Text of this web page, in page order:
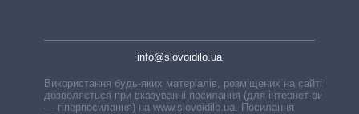
info@slovoidilo.ua
Використання будь-яких матеріалів, розміщених на сайті,
дозволяється при вказуванні посилання (для інтернет-видань
— гіперпосилання) на www.slovoidilo.ua. Посилання